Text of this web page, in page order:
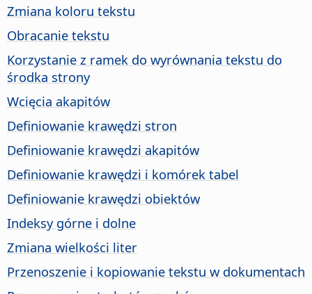
Zmiana koloru tekstu
Obracanie tekstu
Korzystanie z ramek do wyrównania tekstu do
środka strony
Wcięcia akapitów
Definiowanie krawędzi stron
Definiowanie krawędzi akapitów
Definiowanie krawędzi i komórek tabel
Definiowanie krawędzi obiektów
Indeksy górne i dolne
Zmiana wielkości liter
Przenoszenie i kopiowanie tekstu w dokumentach